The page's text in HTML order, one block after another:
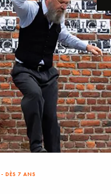
- DÈS 7 ANS